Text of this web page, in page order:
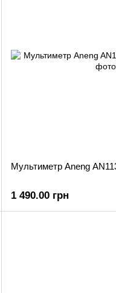
Мультиметр Aneng
1 490.00 грн